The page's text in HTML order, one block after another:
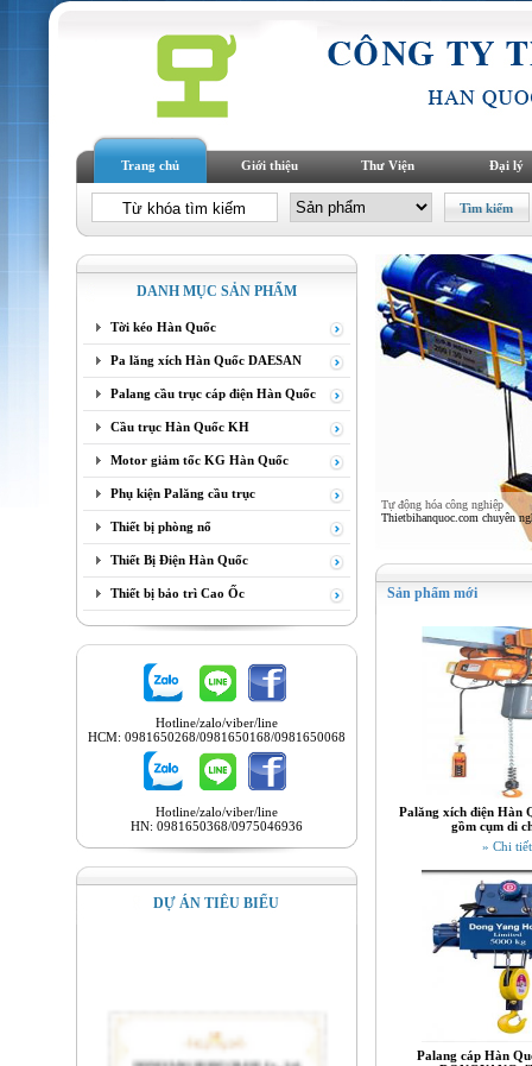
Trang chủ Giới thiệu Thư Viện Đại lý
DANH MỤC SẢN PHẨM
Tời kéo Hàn Quốc
Pa lăng xích Hàn Quốc DAESAN
Palang cầu trục cáp điện Hàn Quốc
Cầu trục Hàn Quốc KH
Motor giảm tốc KG Hàn Quốc
Phụ kiện Palăng cầu trục
Thiết bị phòng nổ
Thiết Bị Điện Hàn Quốc
Thiết bị bảo trì Cao Ốc
Hotline/zalo/viber/line
HCM: 0981650268/0981650168/0981650068
Hotline/zalo/viber/line
HN: 0981650368/0975046936
DỰ ÁN TIÊU BIỂU
Tự động hóa công nghiệp
Thietbihanquoc.com chuyên
Sản phẩm mới
Palăng xích điện Hàn
gồm cụm di
» Chi tiết
Palang cáp Hàn